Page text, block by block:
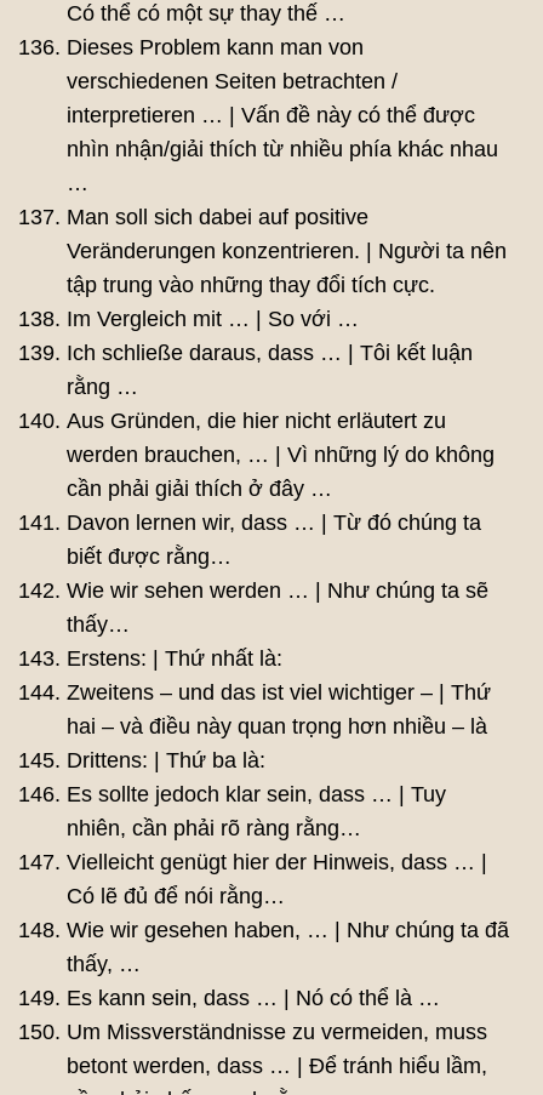
Có thể có một sự thay thế …
Dieses Problem kann man von
verschiedenen Seiten betrachten /
interpretieren … | Vấn đề này có thể được
nhìn nhận/giải thích từ nhiều phía khác nhau
…
Man soll sich dabei auf positive
Veränderungen konzentrieren. | Người ta nên
tập trung vào những thay đổi tích cực.
Im Vergleich mit … | So với …
Ich schließe daraus, dass … | Tôi kết luận
rằng …
Aus Gründen, die hier nicht erläutert zu
werden brauchen, … | Vì những lý do không
cần phải giải thích ở đây …
Davon lernen wir, dass … | Từ đó chúng ta
biết được rằng…
Wie wir sehen werden … | Như chúng ta sẽ
thấy…
Erstens: | Thứ nhất là:
Zweitens – und das ist viel wichtiger – | Thứ
hai – và điều này quan trọng hơn nhiều – là
Drittens: | Thứ ba là:
Es sollte jedoch klar sein, dass … | Tuy
nhiên, cần phải rõ ràng rằng…
Vielleicht genügt hier der Hinweis, dass … |
Có lẽ đủ để nói rằng…
Wie wir gesehen haben, … | Như chúng ta đã
thấy, …
Es kann sein, dass … | Nó có thể là …
Um Missverständnisse zu vermeiden, muss
betont werden, dass … | Để tránh hiểu lầm,